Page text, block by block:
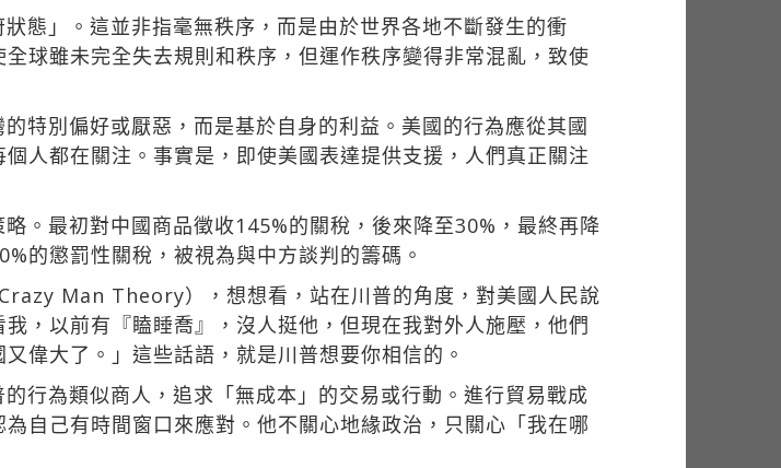
態」。這並非指毫無秩序，而是由於世界各地不斷發生的衝
球雖未完全失去規則和秩序，但運作秩序變得非常混亂，致使
特別偏好或厭惡，而是基於自身的利益。美國的行為應從其國
人都在關注。事實是，即使美國表達提供支援，人們真正關注
。最初對中國商品徵收145%的關稅，後來降至30%，最終再降
的懲罰性關稅，被視為與中方談判的籌碼。
Man Theory），想想看，站在川普的角度，對美國人民說
，以前有『瞌睡喬』，沒人挺他，但現在我對外人施壓，他們
偉大了。」這些話語，就是川普想要你相信的。
為類似商人，追求「無成本」的交易或行動。進行貿易戰成
自己有時間窗口來應對。他不關心地緣政治，只關心「我在哪